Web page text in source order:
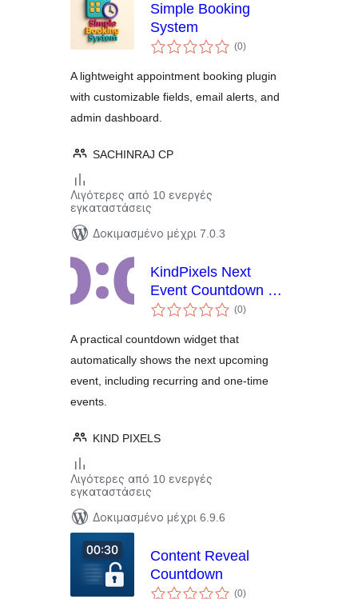
Simple Booking
System
(0αξιολογήσεις
σύνολο
)
A lightweight appointment booking plugin
with customizable fields, email alerts, and
admin dashboard.
SACHINRAJ CP
Λιγότερες από 10 ενεργές
εγκαταστάσεις
Δοκιμασμένο μέχρι 7.0.3
KindPixels Next
Event Countdown –
For Recurring & One-
(0αξιολογήσεις
σύνολο
)
A practical countdown widget that
automatically shows the next upcoming
event, including recurring and one-time
events.
KIND PIXELS
Λιγότερες από 10 ενεργές
εγκαταστάσεις
Δοκιμασμένο μέχρι 6.9.6
Content Reveal
Countdown
(0αξιολογήσεις
)